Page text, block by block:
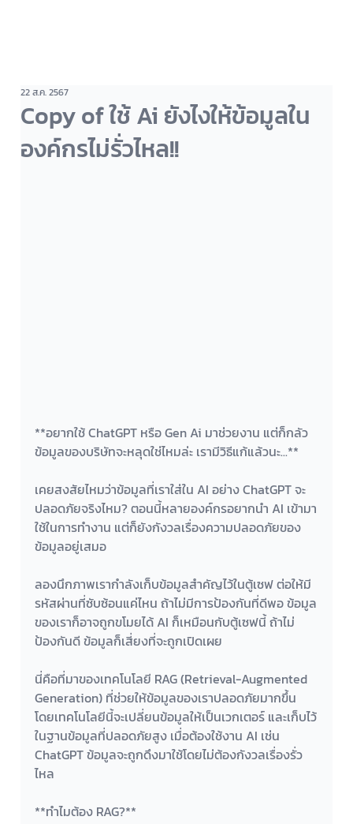
Copy of ใช้ Ai ยังไงให้ข้อมูลใน
องค์กรไม่รั่วไหล!!
22 ส.ค. 2567
**อยากใช้ ChatGPT หรือ Gen Ai มาช่วยงาน แต่ก็กลัว
ข้อมูลของบริษัทจะหลุดใช่ไหมล่ะ เรามีวิธีแก้แล้วนะ...**
เคยสงสัยไหมว่าข้อมูลที่เราใส่ใน AI อย่าง ChatGPT จะ
ปลอดภัยจริงไหม? ตอนนี้หลายองค์กรอยากนำ AI เข้ามา
ใช้ในการทำงาน แต่ก็ยังกังวลเรื่องความปลอดภัยของ
ข้อมูลอยู่เสมอ
ลองนึกภาพเรากำลังเก็บข้อมูลสำคัญไว้ในตู้เซฟ ต่อให้มี
รหัสผ่านที่ซับซ้อนแค่ไหน ถ้าไม่มีการป้องกันที่ดีพอ ข้อมูล
ของเราก็อาจถูกขโมยได้ AI ก็เหมือนกับตู้เซฟนี้ ถ้าไม่
ป้องกันดี ข้อมูลก็เสี่ยงที่จะถูกเปิดเผย
นี่คือที่มาของเทคโนโลยี RAG (Retrieval-Augmented
Generation) ที่ช่วยให้ข้อมูลของเราปลอดภัยมากขึ้น
โดยเทคโนโลยีนี้จะเปลี่ยนข้อมูลให้เป็นเวกเตอร์ และเก็บไว้
ในฐานข้อมูลที่ปลอดภัยสูง เมื่อต้องใช้งาน AI เช่น
ChatGPT ข้อมูลจะถูกดึงมาใช้โดยไม่ต้องกังวลเรื่องรั่ว
ไหล
**ทำไมต้อง RAG?**